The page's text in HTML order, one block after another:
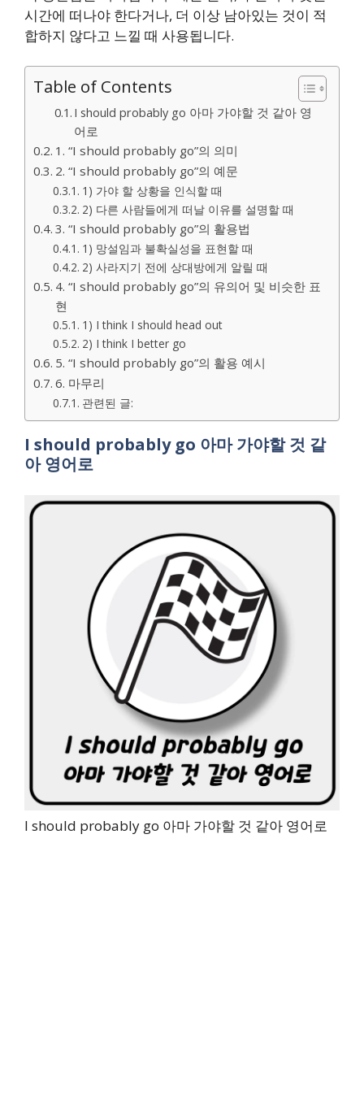
시간에 떠나야 한다거나, 더 이상 남아있는 것이 적
합하지 않다고 느낄 때 사용됩니다.
Table of Contents
I should probably go 아마 가야할 것 같아 영
어로
1. “I should probably go”의 의미
2. “I should probably go”의 예문
1) 가야 할 상황을 인식할 때
2) 다른 사람들에게 떠날 이유를 설명할 때
3. “I should probably go”의 활용법
1) 망설임과 불확실성을 표현할 때
2) 사라지기 전에 상대방에게 알릴 때
4. “I should probably go”의 유의어 및 비슷한 표
현
1) I think I should head out
2) I think I better go
5. “I should probably go”의 활용 예시
6. 마무리
관련된 글:
I should probably go 아마 가야할 것 같
아 영어로
I should probably go 아마 가야할 것 같아 영어로